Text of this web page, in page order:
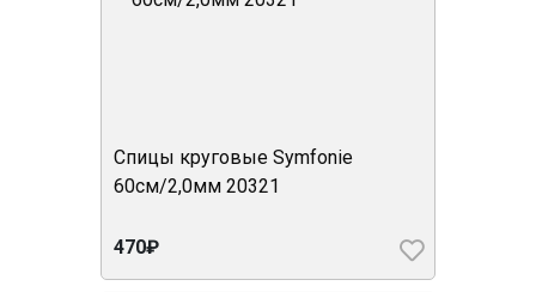
Спицы круговые Symfonie
60см/2,0мм 20321
470₽